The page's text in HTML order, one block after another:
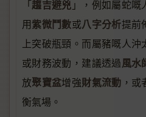
「趨吉避兇 」，例如屬蛇
用紫微鬥數或八字分析提前
上突破瓶頸。而屬豬嘅人
或財務波動，建議透過風水
放聚寶盆增強財氣流動 ，
衡氣場。